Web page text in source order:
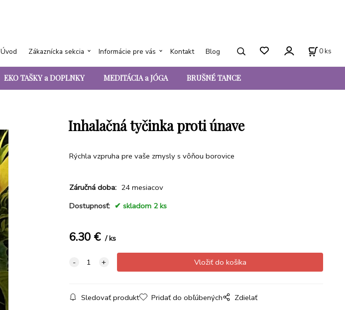
EKO TAŠKY a DOPLNKY MEDITÁCIA a JÓGA BRUŠNÉ TANCE
Úvod Zákaznícka sekcia Informácie pre vás Kontakt Blog 0ks
Inhalačná tyčinka proti únave
Rýchla vzpruha pre vaše zmysly s vôňou borovice
Záručná doba: 24 mesiacov
Dostupnosť:
skladom 2 ks
6.30€ ks
Sledovať produkt Pridať do obľúbených Zdielať